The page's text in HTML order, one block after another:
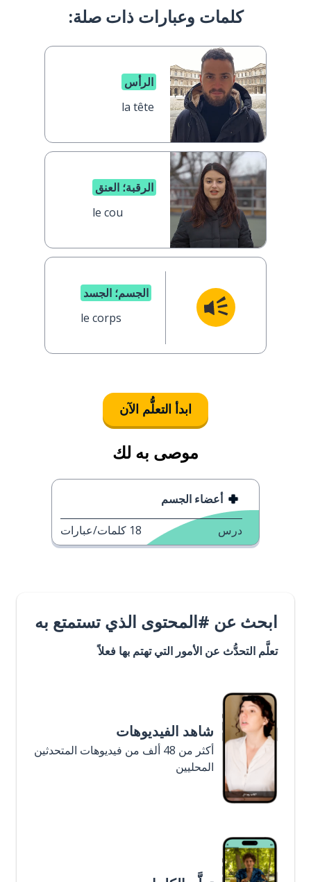
كلمات وعبارات ذات صلة:
الرأس
la tête
الرقبة؛ العنق
le cou
الجسم؛ الجسد
le corps
ابدأ التعلُّم الآن
موصى به لك
أعضاء الجسم
درس 18 كلمات/عبارات
ابحث عن #المحتوى الذي تستمتع به
تعلَّم التحدُّث عن الأمور التي تهتم بها فعلاً
شاهد الفيديوهات
أكثر من 48 ألف من فيديوهات المتحدثين
المحليين